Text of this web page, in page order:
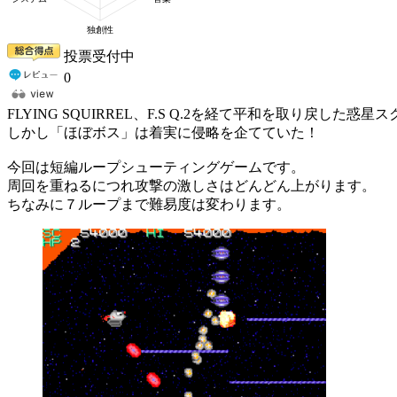
投票受付中
0
FLYING SQUIRREL、F.S Q.2を経て平和を取り戻した惑星ス
しかし「ほぼボス」は着実に侵略を企てていた！
今回は短編ループシューティングゲームです。
周回を重ねるにつれ攻撃の激しさはどんどん上がります。
ちなみに７ループまで難易度は変わります。